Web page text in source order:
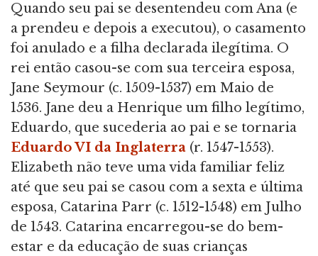
Quando seu pai se desentendeu com Ana (e
a prendeu e depois a executou), o casamento
foi anulado e a filha declarada ilegítima. O
rei então casou-se com sua terceira esposa,
Jane Seymour (c. 1509-1537) em Maio de
1536. Jane deu a Henrique um filho legítimo,
Eduardo, que sucederia ao pai e se tornaria
Eduardo VI da Inglaterra (r. 1547-1553).
Elizabeth não teve uma vida familiar feliz
até que seu pai se casou com a sexta e última
esposa, Catarina Parr (c. 1512-1548) em Julho
de 1543. Catarina encarregou-se do bem-
estar e da educação de suas crianças